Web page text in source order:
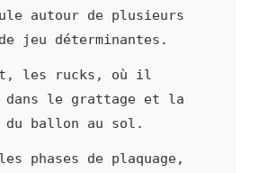
autour de plusieurs
jeu déterminantes.
les rucks, où il
dans le grattage et la
du ballon au sol.
phases de plaquage,